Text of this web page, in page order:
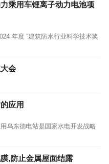
乘用车锂离子动力电池项
年度 “建筑防水行业科学技术奖
会
应用
乌东德电站是国家水电开发战略
,防止金属屋面结露